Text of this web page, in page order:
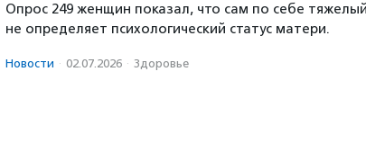
Опрос 249 женщин показал, что сам по себе
не определяет психологический статус матери.
Новости · 02.07.2026 · Здоровье